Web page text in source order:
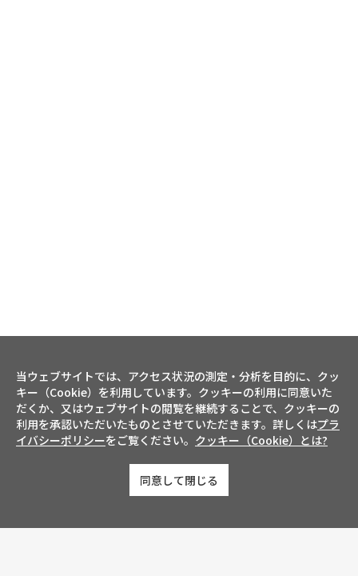
当ウェブサイトでは、アクセス状況の測定・分析を目的に、クッ
キー（Cookie）を利用しています。クッキーの利用に同意いた
だくか、又はウェブサイトの閲覧を継続することで、クッキーの
利用を承認いただいたものとさせていただきます。詳しくはプラ
イバシーポリシーをご覧ください。 クッキー（Cookie）とは?
同意して閉じる